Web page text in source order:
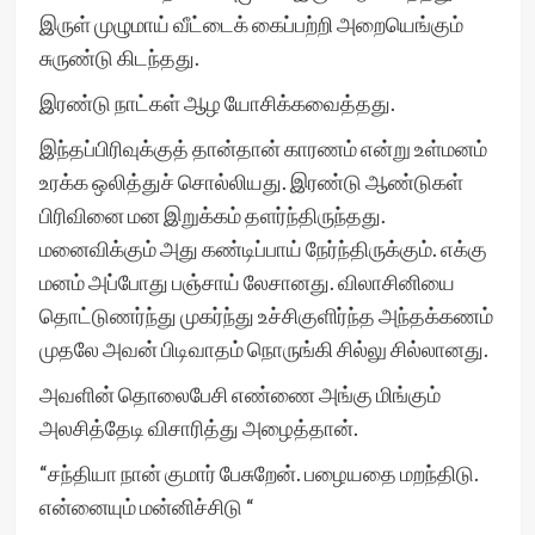
இருள் முழுமாய் வீட்டைக் கைப்பற்றி அறையெங்கும்
சுருண்டு கிடந்தது.
இரண்டு நாட்கள் ஆழ யோசிக்கவைத்தது.
இந்தப்பிரிவுக்குத் தான்தான் காரணம் என்று உள்மனம்
உரக்க ஒலித்துச் சொல்லியது. இரண்டு ஆண்டுகள்
பிரிவினை மன இறுக்கம் தளர்ந்திருந்தது.
மனைவிக்கும் அது கண்டிப்பாய் நேர்ந்திருக்கும். எக்கு
மனம் அப்போது பஞ்சாய் லேசானது. விலாசினியை
தொட்டுணர்ந்து முகர்ந்து உச்சிகுளிர்ந்த அந்தக்கணம்
முதலே அவன் பிடிவாதம் நொருங்கி சில்லு சில்லானது.
அவளின் தொலைபேசி எண்ணை அங்கு மிங்கும்
அலசித்தேடி விசாரித்து அழைத்தான்.
“சந்தியா நான் குமார் பேசுறேன். பழையதை மறந்திடு.
என்னையும் மன்னிச்சிடு “